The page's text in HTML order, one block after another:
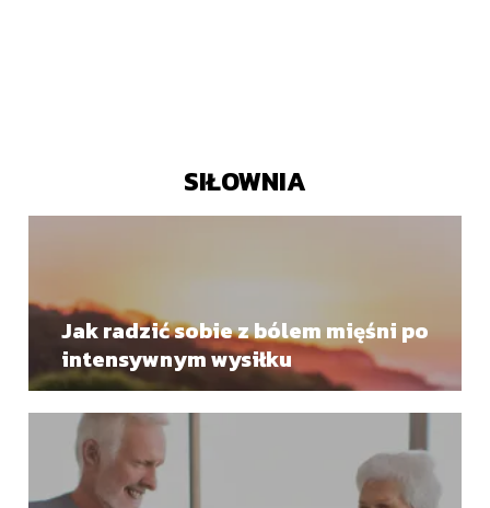
SIŁOWNIA
Jak radzić sobie z bólem mięśni po
intensywnym wysiłku